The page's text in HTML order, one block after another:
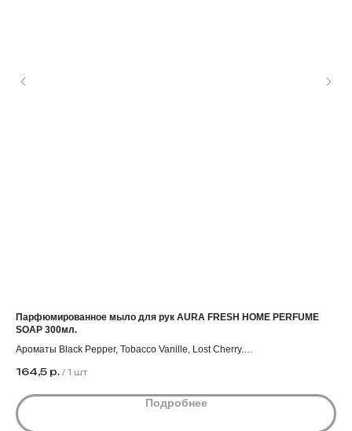
Парфюмированное мыло для рук AURA FRESH HOME PERFUME
SOAP 300мл.
Ароматы Black Pepper, Tobacco Vanille, Lost Cherry.
Цена действует при заказе от 5000₽.
164,5 р. / 1 шт
Подробнее